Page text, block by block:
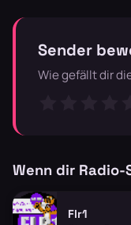
Sender
Wie gefällt dir
Wenn dir
Flr1